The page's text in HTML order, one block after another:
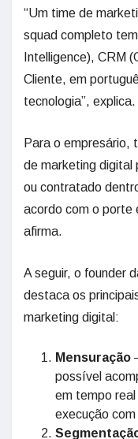
“Um time de
squad completo
Intelligence), CRM
Cliente, em
tecnologia”, explica.
Para o empresário,
de marketing digital
ou contratado
acordo com o porte
afirma.
A seguir, o founder
destaca os
marketing digital:
Mensuração
possível
em tempo
execução